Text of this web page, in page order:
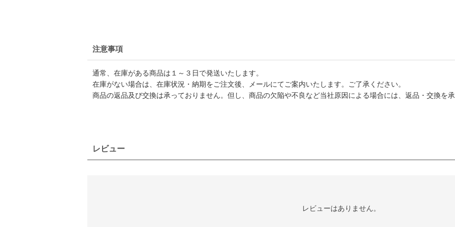
注意事項
通常、在庫がある商品は１～３日で発送いたします。
在庫がない場合は、在庫状況・納期をご注文後、メールにてご案内いたします。ご了承ください。
商品の返品及び交換は承っておりません。但し、商品の欠陥や不良など当社原因による場合には、返品・交換を
レビュー
レビューはありません。